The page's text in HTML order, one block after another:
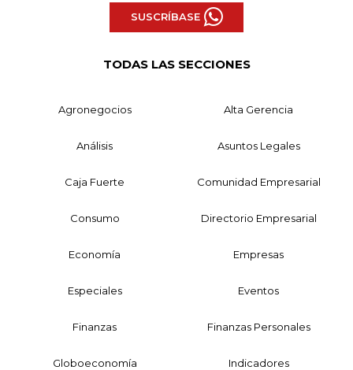
SUSCRÍBASE
TODAS LAS SECCIONES
Agronegocios Alta Gerencia
Análisis Asuntos Legales
Caja Fuerte Comunidad Empresarial
Consumo Directorio Empresarial
Economía Empresas
Especiales Eventos
Finanzas Finanzas Personales
Globoeconomía Indicadores